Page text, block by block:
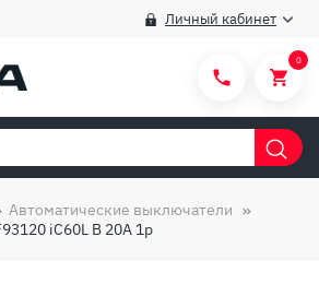
Личный кабинет
0
Автоматические выключатели
iC60L B 20A 1p